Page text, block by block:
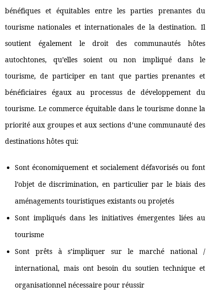
bénéfiques et équitables entre les parties prenantes du
tourisme nationales et internationales de la destination. Il
soutient également le droit des communautés hôtes
autochtones, qu’elles soient ou non impliqué dans le
tourisme, de participer en tant que parties prenantes et
bénéficiaires égaux au processus de développement du
tourisme. Le commerce équitable dans le tourisme donne la
priorité aux groupes et aux sections d’une communauté des
destinations hôtes qui:
Sont économiquement et socialement défavorisés ou font
l’objet de discrimination, en particulier par le biais des
aménagements touristiques existants ou projetés
Sont impliqués dans les initiatives émergentes liées au
tourisme
Sont prêts à s’impliquer sur le marché national /
international, mais ont besoin du soutien technique et
organisationnel nécessaire pour réussir